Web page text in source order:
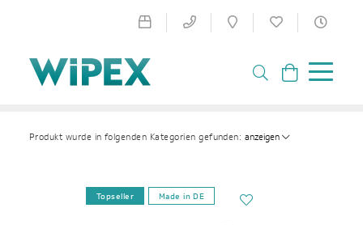
Produkt wurde in folgenden Kategorien gefunden: anzeigen
Topseller Made in DE